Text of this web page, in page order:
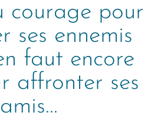
courage pour
ses ennemis
faut encore
affronter ses
amis...